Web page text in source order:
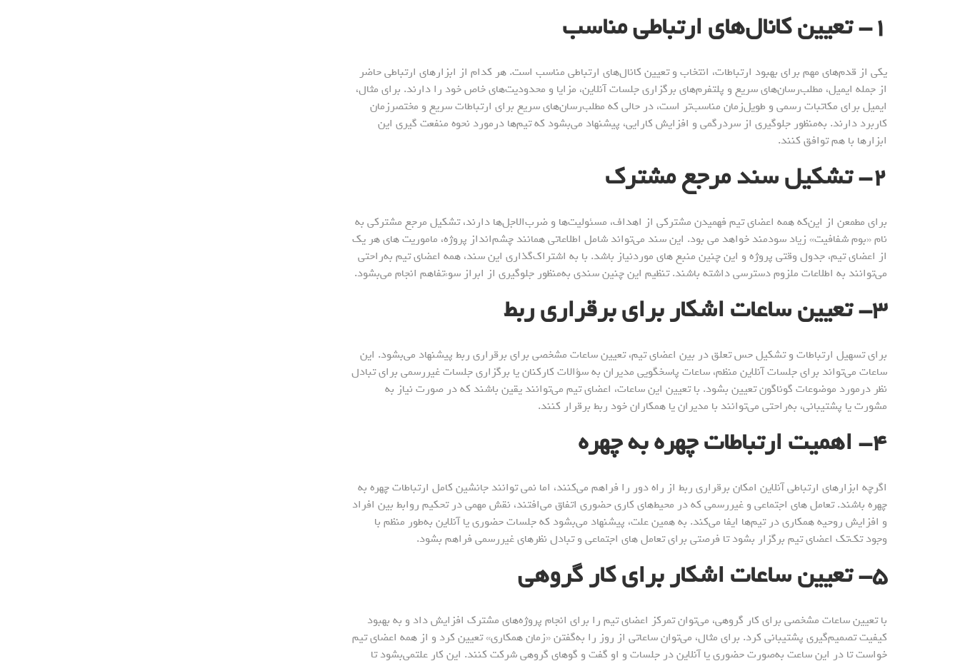
۱- تعیین کانال‌های ارتباطی مناسب
یکی از قدم‌های مهم برای بهبود ارتباطات، انتخاب و تعیین کانال‌های ارتباطی مناسب است. هر کدام از ابزارهای ارتباطی حاضر
از جمله ایمیل، مطلب‌رسان‌های سریع و پلتفرم‌های برگزاری جلسات آنلاین، مزایا و محدودیت‌های خاص خود را دارند. برای مثال،
ایمیل برای مکاتبات رسمی و طویل‌زمان مناسب‌تر است، در حالی که مطلب‌رسان‌های سریع برای ارتباطات سریع و مختصر‌زمان
کاربرد دارند. به‌منظور جلوگیری از سردرگمی و افزایش کارایی، پیشنهاد می‌بشود که تیم‌ها درمورد نحوه‌ منفعت گیری این
ابزارها با هم توافق کنند.
۲- تشکیل سند مرجع مشترک
برای مطمعن از این‌که همه اعضای تیم فهمیدن مشترکی از اهداف، مسئولیت‌ها و ضرب‌الاجل‌ها دارند، تشکیل مرجع مشترکی به
نام «بوم شفافیت» زیاد سودمند خواهد می بود. این سند می‌تواند شامل اطلاعاتی همانند چشم‌انداز پروژه، ماموریت های هر یک
از اعضای تیم، جدول وقتی پروژه و این چنین منبع های موردنیاز باشد. با به اشتراک‌گذاری این سند، همه‌ اعضای تیم به‌راحتی
می‌توانند به اطلاعات ملزوم دسترسی داشته باشند. تنظیم این چنین سندی به‌منظور جلوگیری از ابراز سوءتفاهم انجام می‌بشود.
۳- تعیین ساعات اشکار برای برقراری ربط
برای تسهیل ارتباطات و تشکیل حس تعلق در بین اعضای تیم، تعیین ساعات مشخصی برای برقراری ربط پیشنهاد می‌بشود. این
ساعات می‌تواند برای جلسات آنلاین منظم، ساعات پاسخگویی مدیران به سؤالات کارکنان یا برگزاری جلسات غیررسمی برای تبادل
نظر درمورد موضوعات گوناگون تعیین بشود. با تعیین این ساعات، اعضای تیم می‌توانند یقین باشند که در صورت نیاز به
مشورت یا پشتیبانی، به‌راحتی می‌توانند با مدیران یا همکاران خود ربط برقرار کنند.
۴- اهمیت ارتباطات چهره به چهره
اگرچه ابزارهای ارتباطی آنلاین امکان برقراری ربط از راه دور را فراهم می‌‌کنند، اما نمی توانند جانشین کامل ارتباطات چهره به
چهره باشند. تعامل های اجتماعی و غیررسمی که در محیط‌های کاری حضوری اتفاق می‌افتند، نقش مهمی در تحکیم روابط بین افراد
و افزایش روحیه همکاری در تیم‌ها ایفا می‌کند. به همین علت، پیشنهاد می‌بشود که جلسات حضوری یا آنلاین به‌طور منظم با
وجود تک‌تک اعضای تیم برگزار بشود تا فرصتی برای تعامل های اجتماعی و تبادل نظرهای غیررسمی فراهم بشود.
۵- تعیین ساعات اشکار برای کار گروهی
با تعیین ساعات مشخصی برای کار گروهی، می‌توان تمرکز اعضای تیم را برای انجام پروژه‌های مشترک افزایش داد و به بهبود
کیفیت تصمیم‌گیری پشتیبانی کرد. برای مثال، می‌توان ساعاتی از روز را به‌گفتن «زمان همکاری» تعیین کرد و از همه اعضای تیم
خواست تا در این ساعت به‌صورت حضوری یا آنلاین در جلسات و او گفت و گو‌های گروهی شرکت کنند. این کار علتمی‌بشود تا